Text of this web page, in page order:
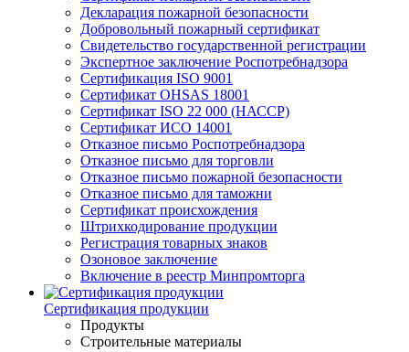
Декларация пожарной безопасности
Добровольный пожарный сертификат
Свидетельство государственной регистрации
Экспертное заключение Роспотребнадзора
Сертификация ISO 9001
Сертификат OHSAS 18001
Сертификат ISO 22 000 (НАССР)
Сертификат ИСО 14001
Отказное письмо Роспотребнадзора
Отказное письмо для торговли
Отказное письмо пожарной безопасности
Отказное письмо для таможни
Сертификат происхождения
Штрихкодирование продукции
Регистрация товарных знаков
Озоновое заключение
Включение в реестр Минпромторга
Сертификация продукции
Продукты
Строительные материалы